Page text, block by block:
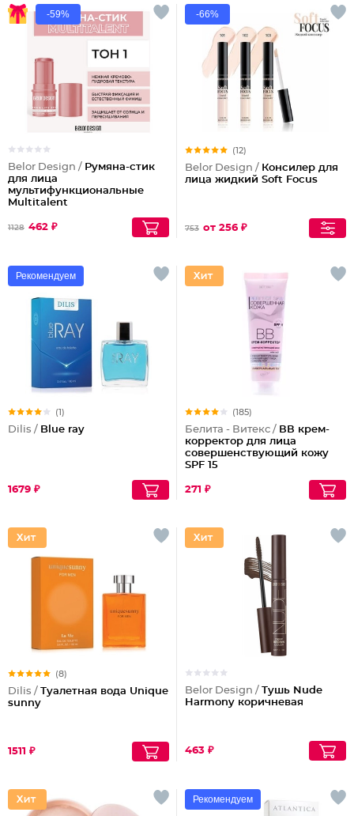
-59%
Belor Design / Румяна-стик
для лица
мультифункциональные
Multitalent
1128 462 ₽
-66%
(12)
Belor Design / Консилер для
лица жидкий Soft Focus
753 от 256 ₽
Рекомендуем
(1)
Dilis / Blue ray
1679 ₽
(185)
Белита - Витекс / ВВ крем-
корректор для лица
совершенствующий кожу
SPF 15
271 ₽
(8)
Dilis / Туалетная вода Unique
sunny
1511 ₽
Belor Design / Тушь Nude
Harmony коричневая
463 ₽
Рекомендуем